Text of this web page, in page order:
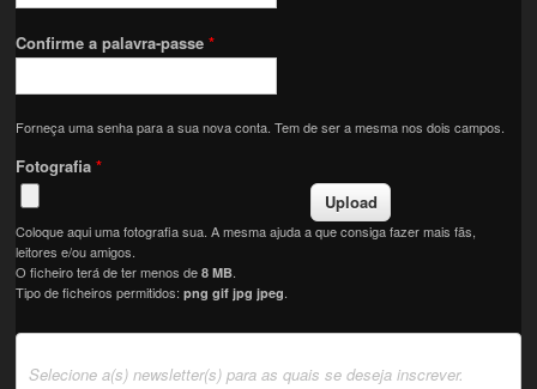
Confirme a palavra-passe*
Forneça uma senha para a sua nova conta. Tem de ser a mesma nos dois campos.
Fotografia*
Coloque aqui uma fotografia sua. A mesma ajuda a que consiga fazer mais fãs,
leitores e/ou amigos.
O ficheiro terá de ter menos de8 MB
Tipo de ficheiros permitidos:png gif jpg jpeg
Selecione a(s) newsletter(s) para as quais se deseja inscrever.